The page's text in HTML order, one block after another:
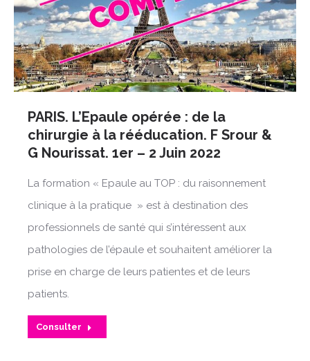
PARIS. L’Epaule opérée : de la
chirurgie à la rééducation. F Srour &
G Nourissat. 1er – 2 Juin 2022
La formation « Epaule au TOP : du raisonnement
clinique à la pratique » est à destination des
professionnels de santé qui s’intéressent aux
pathologies de l’épaule et souhaitent améliorer la
prise en charge de leurs patientes et de leurs
patients.
Consulter